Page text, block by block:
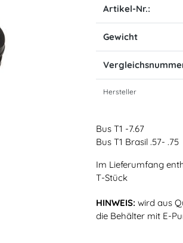
Artikel-Nr.:
Gewicht
Hersteller
Bus T1 -7.67
Bus T1 Brasil .57- .75
Im Lieferumfang
T-Stück
HINWEIS: wird aus
die Behälter mit E-